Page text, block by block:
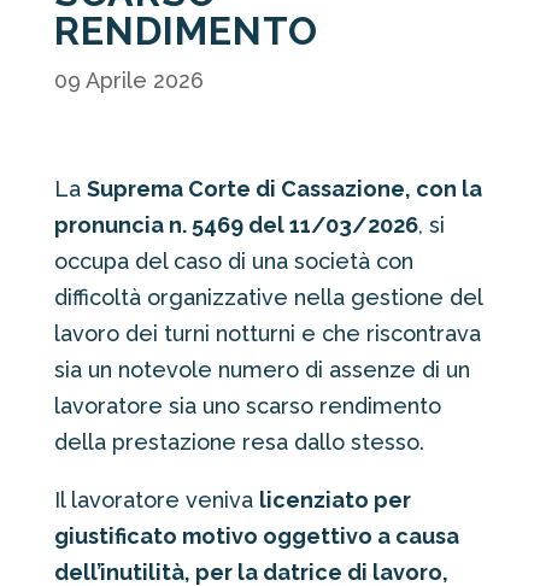
RENDIMENTO
09 Aprile 2026
La Suprema Corte di Cassazione, con la
pronuncia n. 5469 del 11/03/2026, si
occupa del caso di una società con
difficoltà organizzative nella gestione del
lavoro dei turni notturni e che riscontrava
sia un notevole numero di assenze di un
lavoratore sia uno scarso rendimento
della prestazione resa dallo stesso.
Il lavoratore veniva licenziato per
giustificato motivo oggettivo a causa
dell’inutilità, per la datrice di lavoro,